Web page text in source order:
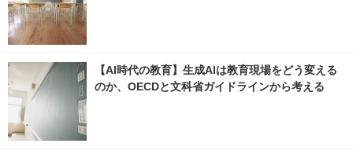
【AI時代の教育】生成AIは教育現場をどう変える
のか、OECDと文科省ガイドラインから考える